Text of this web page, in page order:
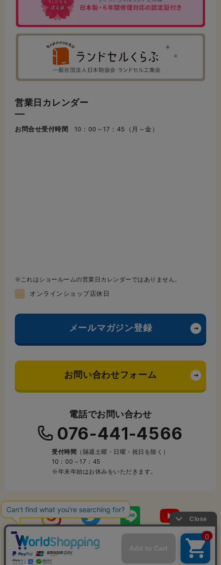
営業日カレンダー
お問合せ受付時間 10：00～17：45（月～金）
これはショールームの営業日カレンダーではありません。
オンラインショップ店休日
メールマガジン登録
お問い合わせフォーム
電話でお問い合わせ
076-441-4566
受付時間 （隔週土曜・日曜・祝日を除く）
10：00～17：45
※年末年始はお休みをいただきます。
Copyright © 2005-2026 laponte co.,ltd. All Rights Reserved.